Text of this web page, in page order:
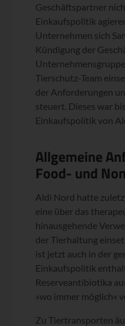
Geschäftspartner
Einkaufspolitik
Unternehmen sich
Kündigung der
Tierschutz-Team
der Anforderungen
steuert. Dieses war
Einkaufspolitik von
Allgemeine
Food- und
Aldi Nord hatte
eine über das
hinausgehende
der Tierhaltung
ist jetzt auch in der
Einkaufspolitik
Reserveantibiotika
»wo immer möglich«
Zu Tiertransporten